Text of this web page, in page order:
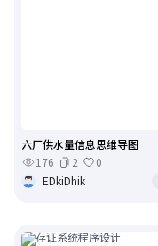
六厂供水量信息思维导图
176
2
0
EDkiDhik